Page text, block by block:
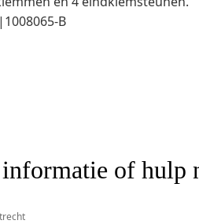
B
of hulp